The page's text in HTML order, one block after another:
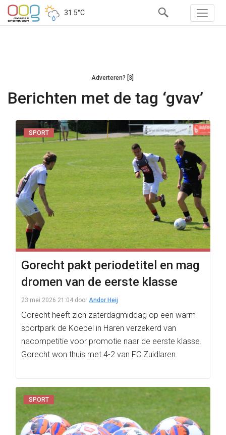
31.5°C
Adverteren? [3]
Berichten met de tag ‘gvav’
SPORT
Gorecht pakt periodetitel en mag
dromen van de eerste klasse
23 mei 2026 21:04 door Andor Heij
Gorecht heeft zich zaterdagmiddag op een warm
sportpark de Koepel in Haren verzekerd van
nacompetitie voor promotie naar de eerste klasse.
Gorecht won thuis met 4-2 van FC Zuidlaren.
SPORT